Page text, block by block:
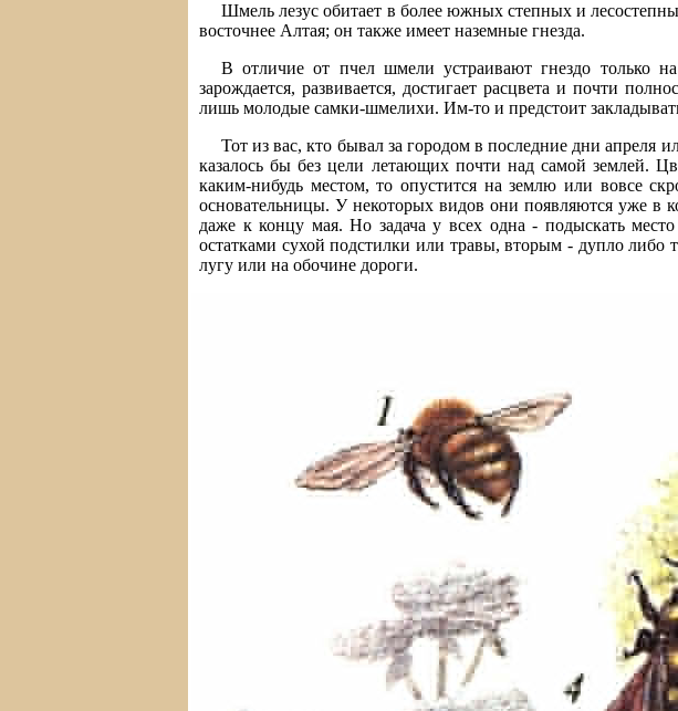
Шмель лезус обитает в более южных степных и
восточнее Алтая; он также имеет наземные гнезда.
В отличие от пчел шмели устраивают гнездо только
зарождается, развивается, достигает расцвета и почти
лишь молодые самки-шмелихи. Им-то и предстоит
Тот из вас, кто бывал за городом в последние дни
казалось бы без цели летающих почти над самой землей.
каким-нибудь местом, то опустится на землю или вовсе
основательницы. У некоторых видов они появляются уже в
даже к концу мая. Но задача у всех одна - подыскать
остатками сухой подстилки или травы, вторым - дупло либо
лугу или на обочине дороги.